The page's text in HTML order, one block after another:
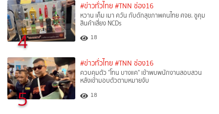
4
#ข่าวทั่วไทย #TNN ช่อง16
หวาน เค็ม เมา ควัน กับดักสุขภาพคนไทย ศจย. ชูคุม
สินค้าเสี่ยง NCDs
18
5
#ข่าวทั่วไทย #TNN ช่อง16
ควบคุมตัว "โทน บางแค" เข้าพบพนักงานสอบสวน
หลังเข้ามอบตัวตามหมายจับ
18